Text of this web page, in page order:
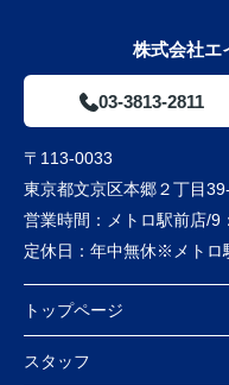
株式会社
03-3813-2811
〒113-0033
東京都文京区本郷２丁目
営業時間：
メトロ駅前店/
定休日： 年中無休※メトロ
トップページ
スタッフ